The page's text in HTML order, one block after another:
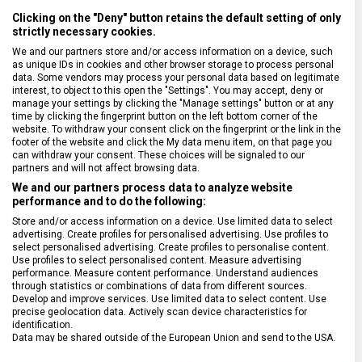
VYKRAJOVAČ JADŘINCŮ A
ZELENINY VICTORINOX
5.3603.16
Skladem na prodejně
159 Kč
POUZDRO NA KUCHYŇSKÉ
NOŽE VICTORINOX
7.4010.56
Skladem na prodejně
2 119 Kč
Clicking on the "Deny" button retains the default setting of only
strictly necessary cookies.
We and our partners store and/or access information on a device, such
as unique IDs in cookies and other browser storage to process personal
data. Some vendors may process your personal data based on legitimate
interest, to object to this open the "Settings". You may accept, deny or
manage your settings by clicking the "Manage settings" button or at any
time by clicking the fingerprint button on the left bottom corner of the
website. To withdraw your consent click on the fingerprint or the link in the
footer of the website and click the My data menu item, on that page you
can withdraw your consent. These choices will be signaled to our
partners and will not affect browsing data.
We and our partners process data to analyze website
performance and to do the following:
Store and/or access information on a device. Use limited data to select
advertising. Create profiles for personalised advertising. Use profiles to
select personalised advertising. Create profiles to personalise content.
Use profiles to select personalised content. Measure advertising
performance. Measure content performance. Understand audiences
through statistics or combinations of data from different sources.
Develop and improve services. Use limited data to select content. Use
precise geolocation data. Actively scan device characteristics for
identification.
Data may be shared outside of the European Union and send to the USA.